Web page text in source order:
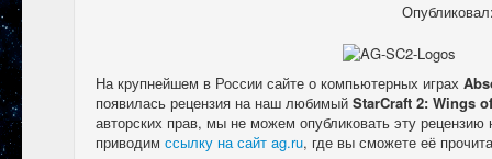
На крупнейшем в России сайте о компьютерных играх
появилась рецензия на наш любимый StarCraft 2: Wings
авторских прав, мы не можем опубликовать эту
приводим ссылку на сайт ag.ru, где вы сможете её